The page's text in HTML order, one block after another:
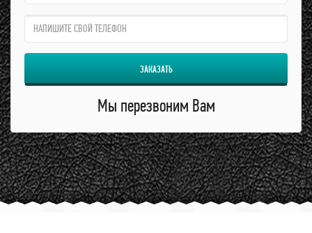
qzw:
ЗАКАЗАТЬ
Мы перезвоним Вам